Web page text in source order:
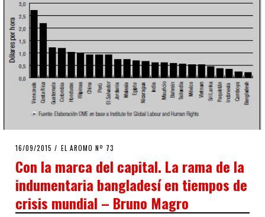
POSTED
16/09/2015 16/09/2015
EL AROMO Nº 73
Con la marca del capital. La rama de la
indumentaria bangladesí en tiempos de
crisis mundial – Bruno Magro